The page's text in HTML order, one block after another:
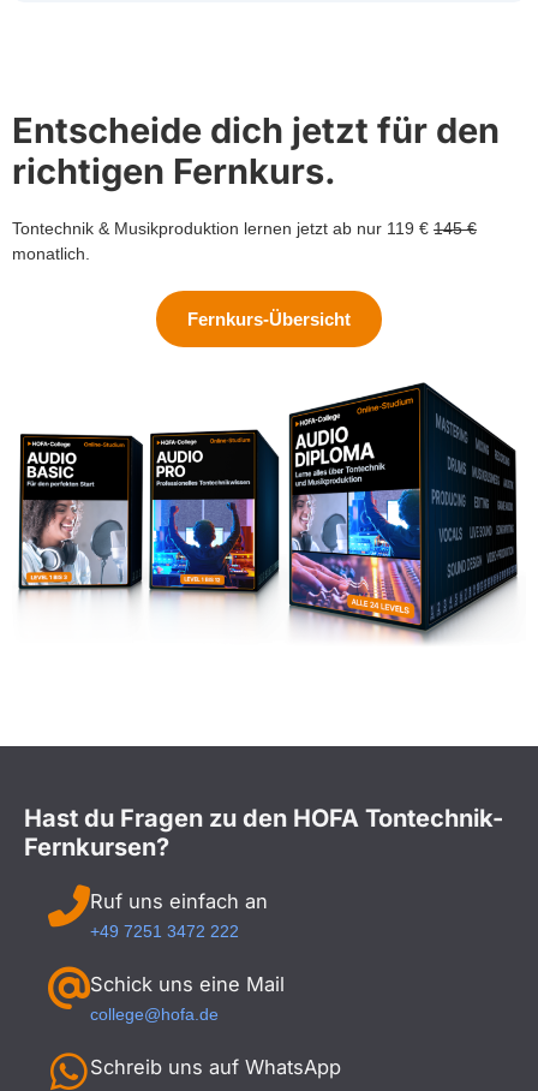
Entscheide dich jetzt für den
richtigen Fernkurs.
Tontechnik & Musikproduktion lernen jetzt ab nur 119 € 145 €
monatlich.
Fernkurs-Übersicht
Hast du Fragen zu den HOFA Tontechnik-
Fernkursen?
Ruf uns einfach an
+49 7251 3472 222
Schick uns eine Mail
college@hofa.de
Schreib uns auf WhatsApp